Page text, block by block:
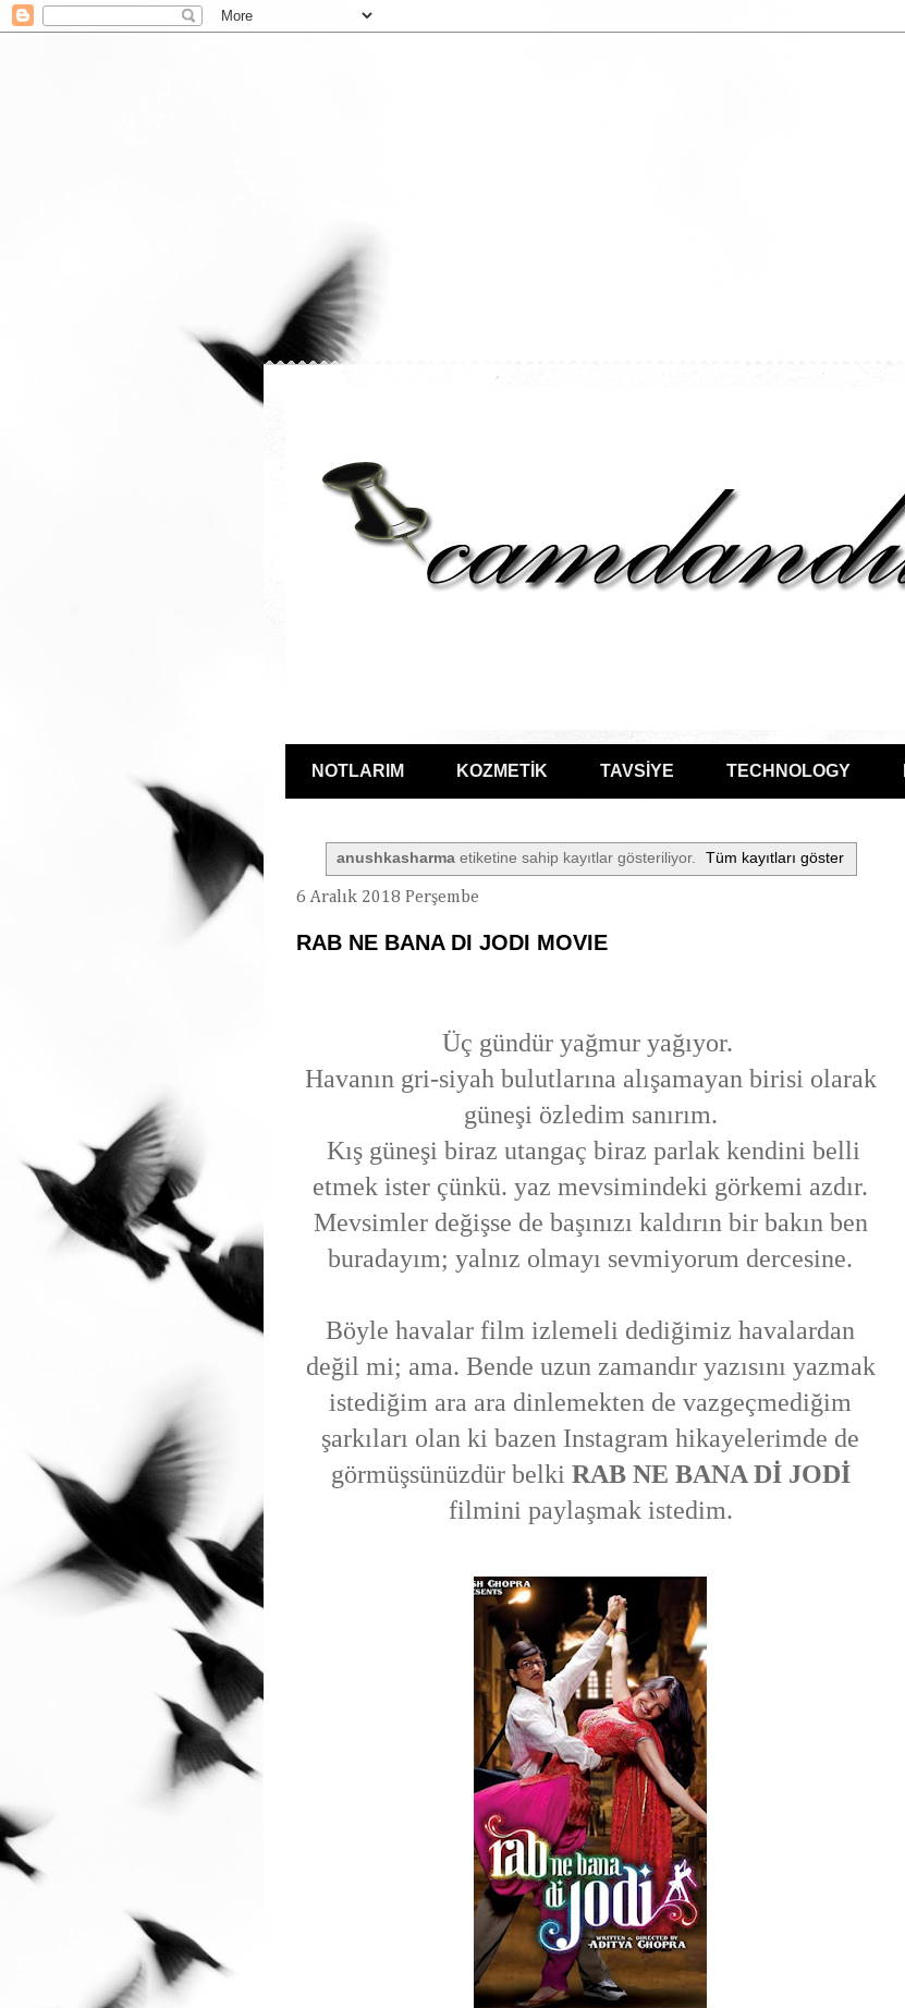
NOTLARIM KOZMETİK TAVSİYE TECHNOLOGY
anushkasharmaetiketine sahip kayıtlar gösteriliyor. Tüm kayıtları göster
6 Aralık 2018 Perşembe
RAB NE BANA DI JODI MOVIE
Üç gündür yağmur yağıyor.
Havanın gri-siyah bulutlarına alışamayan birisi olarak
güneşi özledim sanırım.
Kış güneşi biraz utangaç biraz parlak kendini belli
etmek ister çünkü. yaz mevsimindeki görkemi azdır.
Mevsimler değişse de başınızı kaldırın bir bakın ben
buradayım; yalnız olmayı sevmiyorum dercesine.
Böyle havalar film izlemeli dediğimiz havalardan
değil mi; ama. Bende uzun zamandır yazısını yazmak
istediğim ara ara dinlemekten de vazgeçmediğim
şarkıları olan ki bazen Instagram hikayelerimde de
görmüşsünüzdür belki RAB NE BANA Dİ JODİ
filmini paylaşmak istedim.